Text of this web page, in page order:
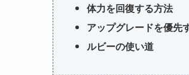
体力を回復する方法
アップグレードを優先
ルビーの使い道